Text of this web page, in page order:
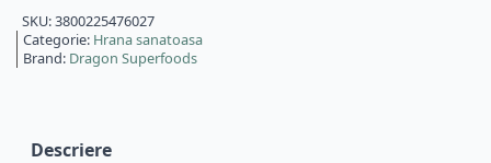
criollo
bio
200g
Dragon
SKU:3800225476027
Categorie: Hrana sanatoasa
Brand: Dragon Superfoods
Descriere